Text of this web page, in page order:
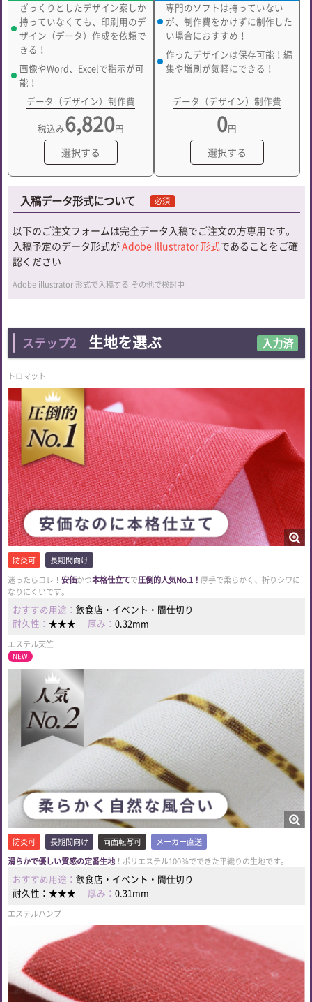
ざっくりとしたデザイン案しか
持っていなくても、印刷用のデ
ザイン（データ）作成を依頼で
きる！
画像やWord、Excelで指示が可
能！
データ（デザイン）制作費
税込み6,820円
選択する
専門のソフトは持っていない
が、制作費をかけずに制作した
い場合におすすめ！
作ったデザインは保存可能！編
集や増刷が気軽にできる！
データ（デザイン）制作費
0円
選択する
入稿データ形式について 必須
以下のご注文フォームは完全データ入稿でご注文の方専用です。
入稿予定のデータ形式がAdobe Illustrator 形式であることをご確
認ください
Adobe illustrator 形式で入稿する その他で検討中
ステップ2 生地を選ぶ 入力済
トロマット
防炎可
長期間向け
迷ったらコレ！ 安価かつ本格仕立てで圧倒的人気No.1！ 厚手で柔らかく、折りシワに
なりにくいです。
おすすめ用途： 飲食店・イベント・間仕切り
耐久性： ★★★ 厚み： 0.32mm
エステル天竺
NEW
防炎可 長期間向け 両面転写可
メーカー直送
滑らかで優しい質感の定番生地！ポリエステル100％でできた平織りの生地です。
おすすめ用途： 飲食店・イベント・間仕切り
耐久性： ★★★ 厚み： 0.31mm
エステルハンプ